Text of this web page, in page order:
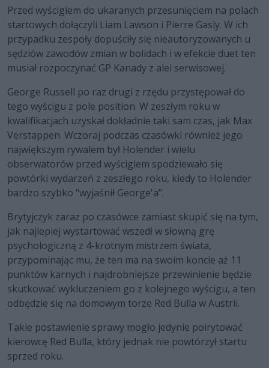
Przed wyścigiem do ukaranych przesunięciem na polach
startowych dołączyli Liam Lawson i Pierre Gasly. W ich
przypadku zespoły dopuściły się nieautoryzowanych u
sędziów zawodów zmian w bolidach i w efekcie duet ten
musiał rozpoczynać GP Kanady z alei serwisowej.
George Russell po raz drugi z rzędu przystępował do
tego wyścigu z pole position. W zeszłym roku w
kwalifikacjach uzyskał dokładnie taki sam czas, jak Max
Verstappen. Wczoraj podczas czasówki również jego
największym rywalem był Holender i wielu
obserwatorów przed wyścigiem spodziewało się
powtórki wydarzeń z zeszłego roku, kiedy to Holender
bardzo szybko "wyjaśnił George'a".
Brytyjczyk zaraz po czasówce zamiast skupić się na tym,
jak najlepiej wystartować wszedł w słowną grę
psychologiczną z 4-krotnym mistrzem świata,
przypominając mu, że ten ma na swoim koncie aż 11
punktów karnych i najdrobniejsze przewinienie będzie
skutkować wykluczeniem go z kolejnego wyścigu, a ten
odbędzie się na domowym torze Red Bulla w Austrii.
Takie postawienie sprawy mogło jedynie poirytować
kierowcę Red Bulla, który jednak nie powtórzył startu
sprzed roku.